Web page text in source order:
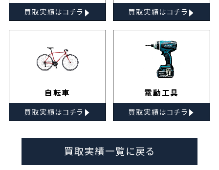
買取実績はコチラ ▸ 買取実績はコチラ ▸
自転車
買取実績はコチラ ▸
電動工具
買取実績はコチラ ▸
買取実績一覧に戻る